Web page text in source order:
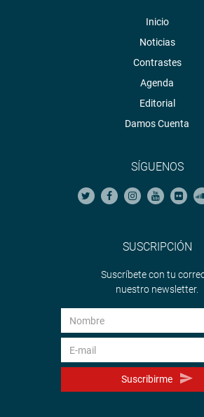
Inicio
Noticias
Contrastes
Agenda
Editorial
Damos Cuenta
SÍGUENOS
SUSCRIPCIÓN
Suscríbete con tu
nuestro newsletter.
Suscribirme